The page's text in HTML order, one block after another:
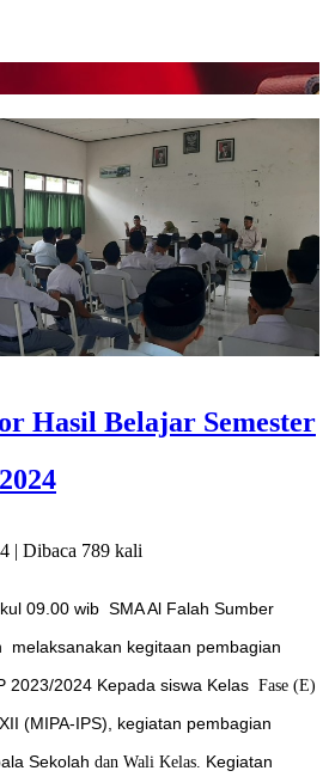
Hasil Belajar Semester
| Dibaca 789 kali
09.00 wib SMA Al Falah Sumber
melaksanakan kegitaan pembagian
2023/2024 Kepada siswa Kelas Fase (E)
(MIPA-IPS), kegiatan pembagian
Sekolah dan Wali Kelas. Kegiatan